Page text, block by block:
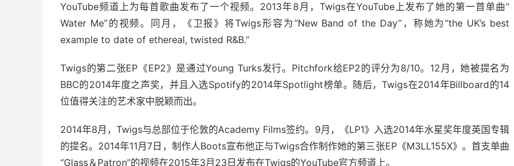
YouTube频道上为每首歌曲发布了一个视频。2013年8月，Twigs在YouTube上发布了她的第一首单曲“
Water Me”的视频。同月，《卫报》将Twigs形容为“New Band of the Day”，称她为“the UK’s best
example to date of ethereal, twisted R&B.”
Twigs的第二张EP《EP2》是通过Young Turks发行。Pitchfork给EP2的评分为8/10。12月，她被提名为
BBC的2014年度之声奖，并且入选Spotify的2014年Spotlight榜单。随后，Twigs在2014年Billboard的14
位值得关注的艺术家中脱颖而出。
2014年8月，Twigs与总部位于伦敦的Academy Films签约。9月，《LP1》入选2014年水星奖年度英国专辑
的提名。2014年11月7日，制作人Boots宣布他正与Twigs合作制作她的第三张EP《M3LL155X》。首支单曲
“Glass＆Patron”的视频在2015年3月23日发布在Twigs的YouTube官方频道上。